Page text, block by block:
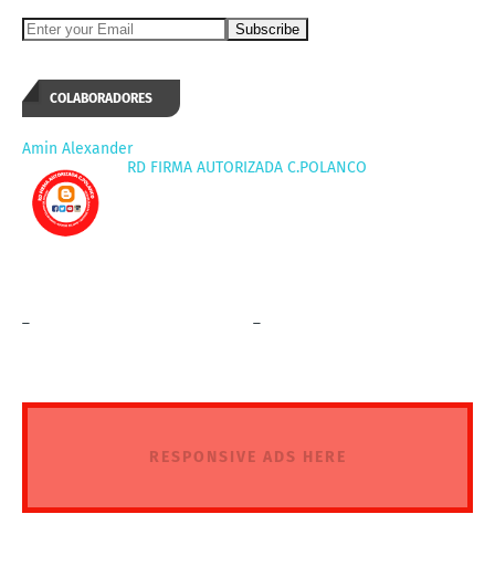
COLABORADORES
Amin Alexander
RD FIRMA AUTORIZADA C.POLANCO
RESPONSIVE ADS HERE